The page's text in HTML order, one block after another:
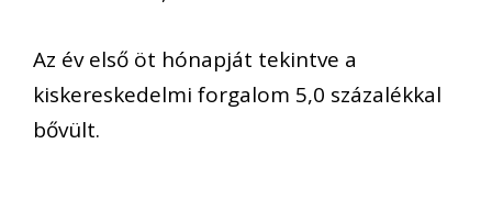
Az év első öt hónapját tekintve a
kiskereskedelmi forgalom 5,0 százalékkal
bővült.